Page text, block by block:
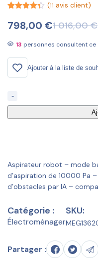
sur 5
basé
notations
(11 avis client)
1 016,00€
798,00 €
13 personnes consultent
Ajouter à la liste de
-
Aspirateur robot – mode
d’aspiration de 10000 Pa
d’obstacles par IA –
Catégorie :
Électroménager
SKU:
Partager :